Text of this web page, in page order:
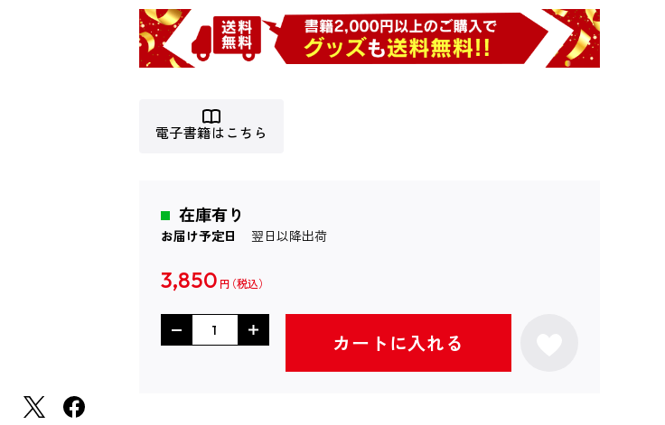
電子書籍はこちら
在庫有り
お届け予定日 翌日以降出荷
3,850 円
カートに入れる